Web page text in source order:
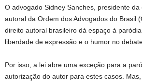
O advogado Sidney Sanches, presidente
autoral da Ordem dos Advogados do Brasil
direito autoral brasileiro dá espaço à
liberdade de expressão e o humor no
Por isso, a lei abre uma exceção para a
autorização do autor para estes casos.